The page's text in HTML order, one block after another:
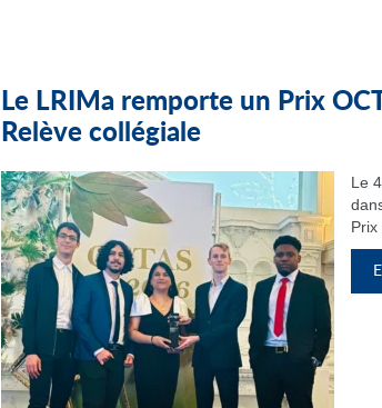
Le LRIMa remporte un Prix
Relève collégiale
Le
Prix